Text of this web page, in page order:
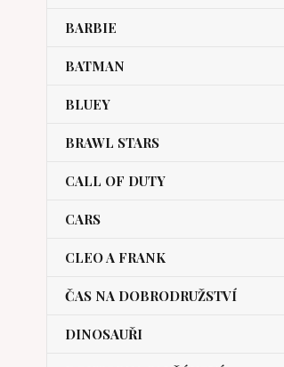
BARBIE
BATMAN
BLUEY
BRAWL STARS
CALL OF DUTY
CARS
CLEO A FRANK
ČAS NA DOBRODRUŽSTVÍ
DINOSAUŘI